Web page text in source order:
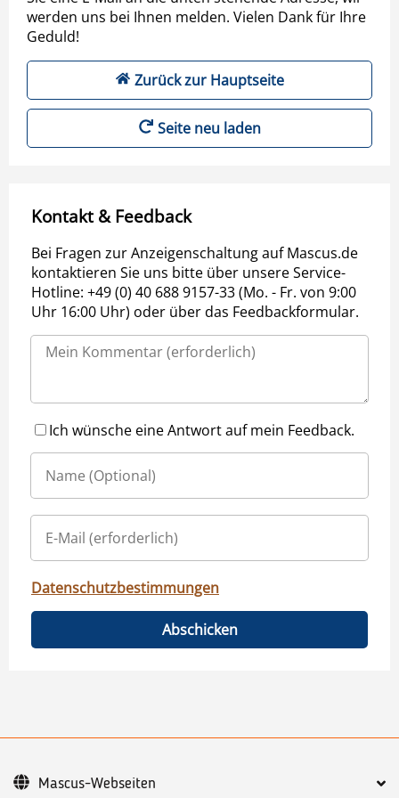
werden uns bei Ihnen melden. Vielen Dank für Ihre
Geduld!
Zurück zur Hauptseite
Seite neu laden
Kontakt & Feedback
Bei Fragen zur Anzeigenschaltung auf Mascus.de
kontaktieren Sie uns bitte über unsere Service-
Hotline: +49 (0) 40 688 9157-33 (Mo. - Fr. von 9:00
Uhr 16:00 Uhr) oder über das Feedbackformular.
Ich wünsche eine Antwort auf mein Feedback.
Datenschutzbestimmungen
Abschicken
Mascus-Webseiten